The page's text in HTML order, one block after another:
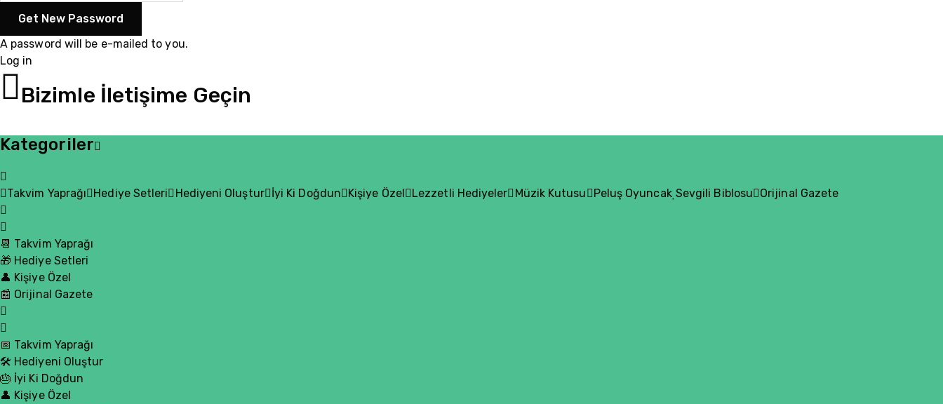
A password will be e-mailed to you.
Log in
Bizimle İletişime Geçin
Kategoriler
Takvim Yaprağı Hediye Setleri Hediyeni Oluştur İyi Ki Doğdun Kişiye Özel Lezzetli Hediyeler Müzik Kutusu Peluş Oyuncak Sevgili Biblosu Orijinal Gazete
📆 Takvim Yaprağı
🎁 Hediye Setleri
👤 Kişiye Özel
📰 Orijinal Gazete
📅 Takvim Yaprağı
🛠️ Hediyeni Oluştur
🎂 İyi Ki Doğdun
👤 Kişiye Özel